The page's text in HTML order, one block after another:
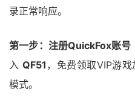
录正常响应。
第一步：注册QuickFox账号
入 QF51 ，免费领取VIP游
模式。